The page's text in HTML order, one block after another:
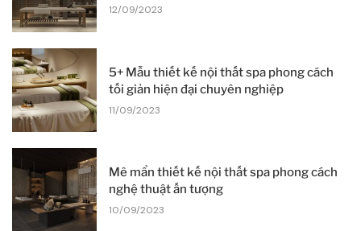
12/09/2023
5+ Mẫu thiết kế nội thất spa phong cách
tối giản hiện đại chuyên nghiệp
11/09/2023
Mê mẩn thiết kế nội thất spa phong cách
nghệ thuật ấn tượng
10/09/2023